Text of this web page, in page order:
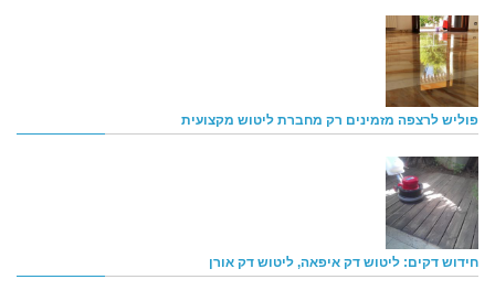
פוליש לרצפה מזמינים רק מחברת ליטוש מקצועית
חידוש דקים: ליטוש דק איפאה, ליטוש דק אורן